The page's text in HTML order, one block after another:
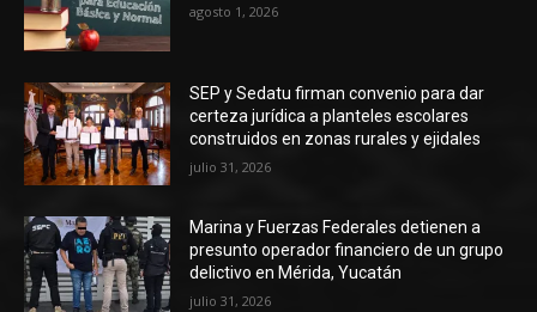
agosto 1, 2026
SEP y Sedatu firman convenio para dar
certeza jurídica a planteles escolares
construidos en zonas rurales y ejidales
julio 31, 2026
Marina y Fuerzas Federales detienen a
presunto operador financiero de un grupo
delictivo en Mérida, Yucatán
julio 31, 2026